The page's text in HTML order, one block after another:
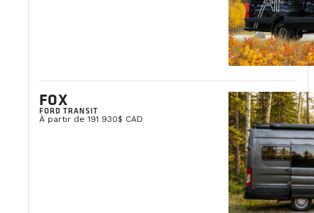
FOX
FORD TRANSIT
À partir de 191 930$ CAD